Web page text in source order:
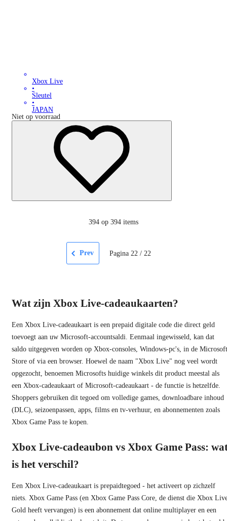
Xbox Live
•
Sleutel
•
JAPAN
Niet op voorraad
394 op 394 items
Prev Pagina 22/ 22
Wat zijn Xbox Live-cadeaukaarten?
Een Xbox Live-cadeaukaart is een prepaid digitale code die direct geld
toevoegt aan uw Microsoft-accountsaldi. Eenmaal ingewisseld, kan dat
saldo uitgegeven worden op Xbox-consoles, Windows-pc's, in de Microsoft
Store of via een browser. Hoewel de naam "Xbox Live" nog veel wordt
opgezocht, benoemen Microsofts huidige winkels dit product meestal als
een Xbox-cadeaukaart of Microsoft-cadeaukaart - de functie is hetzelfde.
Shoppers gebruiken dit tegoed om volledige games, downloadbare inhoud
(DLC), seizoenpassen, apps, films en tv-verhuur, en abonnementen zoals
Xbox Game Pass te kopen.
Xbox Live-cadeaubon vs Xbox Game Pass:
is het verschil?
Een Xbox Live-cadeaukaart is prepaidtegoed - het activeert op zichzelf
niets. Xbox Game Pass (en Xbox Game Pass Core, de dienst die Xbox
Gold heeft vervangen) is een abonnement dat online multiplayer en een